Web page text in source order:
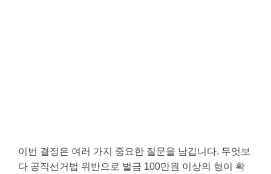
이번 결정은 여러 가지 중요한 질문을 남깁니다. 무엇보
다 공직선거법 위반으로 벌금 100만원 이상의 형이 확